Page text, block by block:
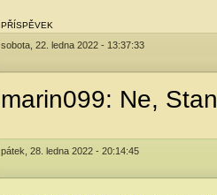
PŘÍSPĚVEK
sobota, 22. ledna 2022 - 13:37:33
marin099: Ne,
pátek, 28. ledna 2022 - 20:14:45